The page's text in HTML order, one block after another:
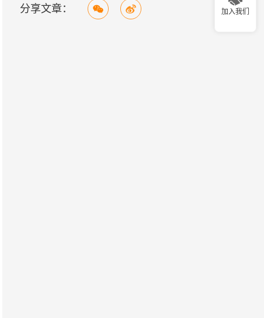
加入我们
分享文章：